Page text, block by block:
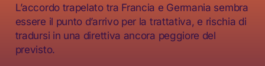
L’accordo trapelato tra Francia e Germania sembra
essere il punto d’arrivo per la trattativa, e rischia di
tradursi in una direttiva ancora peggiore del
previsto.